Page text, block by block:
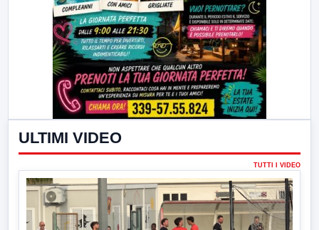
ULTIMI VIDEO
TUTTI I VIDEO